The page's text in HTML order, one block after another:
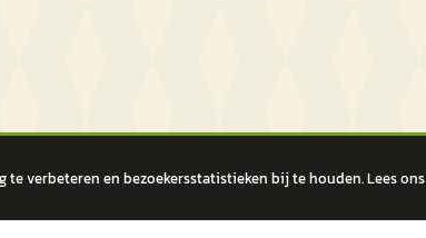
te verbeteren en bezoekersstatistieken bij te houden. Lees ons